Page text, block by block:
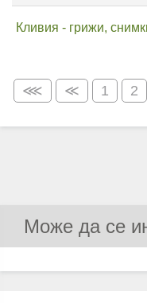
Кливия - грижи,
1 2
Може да се